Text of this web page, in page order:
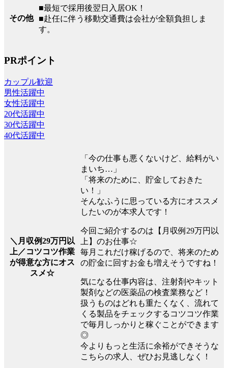
その他
■最短で採用後翌日入居OK！
■赴任に伴う移動交通費は会社が全額負担しま
す。
PRポイント
カップル歓迎
男性活躍中
女性活躍中
20代活躍中
30代活躍中
40代活躍中
＼月収例29万円以
上／コツコツ作業
が得意な方にオス
スメ☆
「今の仕事も悪くないけど、給料がい
まいち…」
「将来のために、貯金しておきた
い！」
そんなふうに思っている方にオススメ
したいのが本求人です！
今回ご紹介するのは【月収例29万円以
上】のお仕事☆
毎月これだけ稼げるので、将来のため
の貯金に回すお金も増えそうですね！
気になる仕事内容は、注射剤やキット
製剤などの医薬品の検査業務など！
扱うものはどれも重たくなく、流れて
くる製品をチェックするコツコツ作業
で毎月しっかりと稼ぐことができます
◎
今よりもっと生活に余裕ができそうな
こちらの求人、ぜひお見逃しなく！